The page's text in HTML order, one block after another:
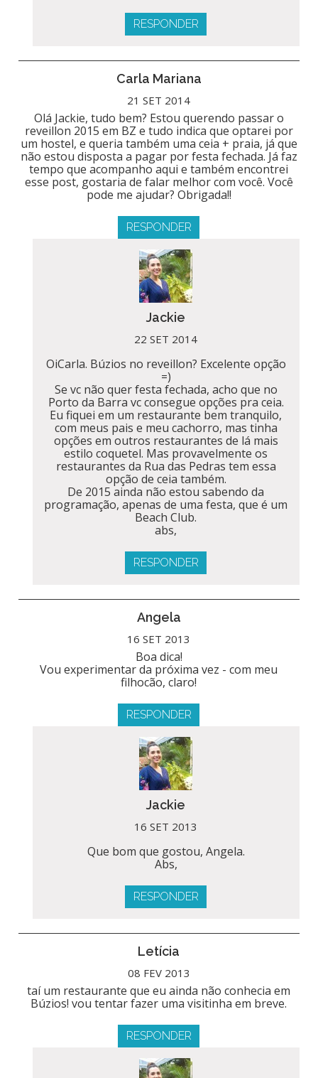
RESPONDER
Carla Mariana
21 SET 2014
Olá Jackie, tudo bem? Estou querendo passar o
reveillon 2015 em BZ e tudo indica que optarei por
um hostel, e queria também uma ceia + praia, já que
não estou disposta a pagar por festa fechada. Já faz
tempo que acompanho aqui e também encontrei
esse post, gostaria de falar melhor com você. Você
pode me ajudar? Obrigada!!
RESPONDER
Jackie
22 SET 2014
OiCarla. Búzios no reveillon? Excelente opção
=)
Se vc não quer festa fechada, acho que no
Porto da Barra vc consegue opções pra ceia.
Eu fiquei em um restaurante bem tranquilo,
com meus pais e meu cachorro, mas tinha
opções em outros restaurantes de lá mais
estilo coquetel. Mas provavelmente os
restaurantes da Rua das Pedras tem essa
opção de ceia também.
De 2015 ainda não estou sabendo da
programação, apenas de uma festa, que é um
Beach Club.
abs,
RESPONDER
Angela
16 SET 2013
Boa dica!
Vou experimentar da próxima vez - com meu
filhocão, claro!
RESPONDER
Jackie
16 SET 2013
Que bom que gostou, Angela.
Abs,
RESPONDER
Letícia
08 FEV 2013
taí um restaurante que eu ainda não conhecia em
Búzios! vou tentar fazer uma visitinha em breve.
RESPONDER